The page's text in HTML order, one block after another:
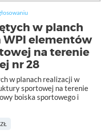
w planch
WPI elementów
na terenie
nr 28
w planach realizacji w
sportowej na terenie
boiska sportowego i